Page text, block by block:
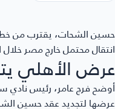
حسين الشحات، يقترب من
انتقال محتمل خارج مصر
عرض الأهلي يتوقف
أوضح فرج عامر، رئيس نادي